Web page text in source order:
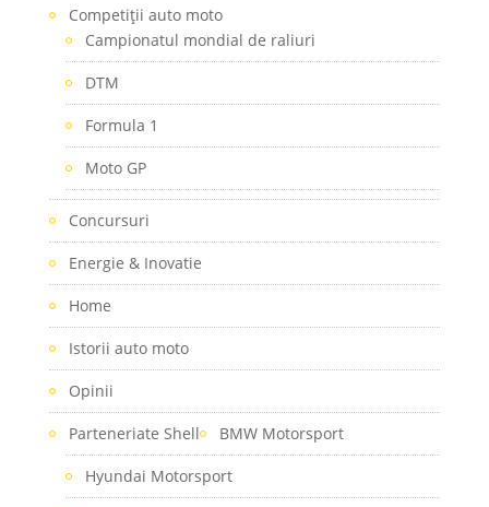
Competiţii auto moto
Campionatul mondial de raliuri
DTM
Formula 1
Moto GP
Concursuri
Energie & Inovatie
Home
Istorii auto moto
Opinii
Parteneriate Shell BMW Motorsport
Hyundai Motorsport